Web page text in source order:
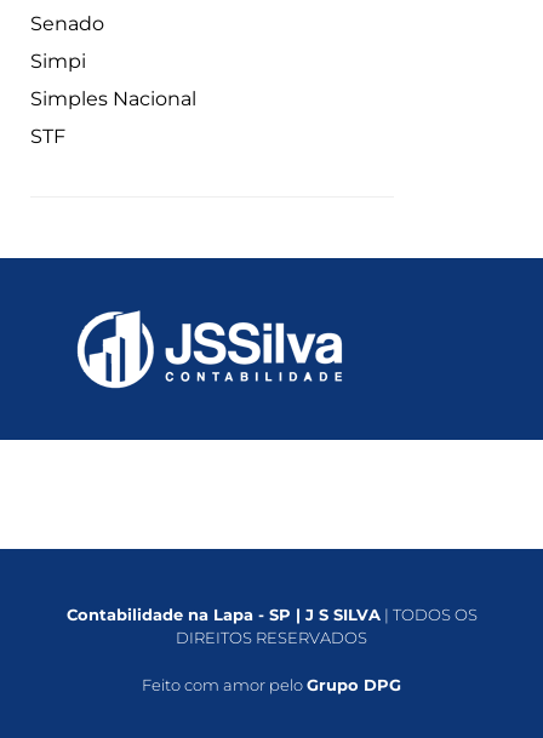
Senado
Simpi
Simples Nacional
STF
Contabilidade na Lapa - SP | J S SILVA| TODOS OS
DIREITOS RESERVADOS
Feito com amor peloGrupo DPG